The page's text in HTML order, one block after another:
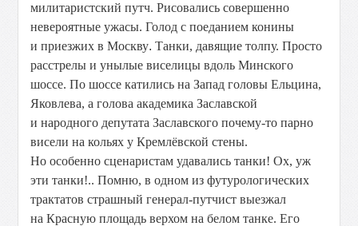
милитаристский путч. Рисовались совершенно
невероятные ужасы. Голод с поеданием конины
и приезжих в Москву.Танки, давящие толпу. Просто
расстрелы и унылые виселицы вдоль Минского
шоссе. По шоссе катились на Запад головы Ельцина,
Яковлева, а голова академика Заславской
и народного депутата Заславского почему-то парно
висели на кольях у Кремлёвской стены.
Но особенно сценаристам удавались танки! Ох, уж
эти танки!.. Помню, в одном из футурологических
трактатов страшный генерал-путчист выезжал
на Красную площадь верхом на белом танке. Его